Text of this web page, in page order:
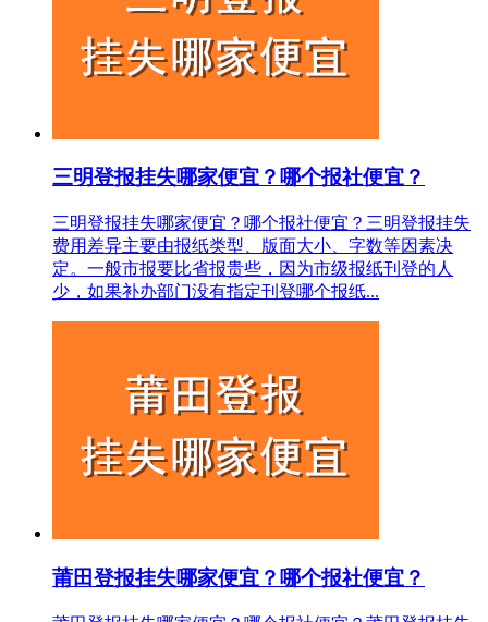
三明登报挂失哪家便宜？哪个报社便宜？
三明登报挂失哪家便宜？哪个报社便宜？三明登报挂失
费用差异主要由报纸类型、版面大小、字数等因素决
定。一般市报要比省报贵些，因为市级报纸刊登的人
少，如果补办部门没有指定刊登哪个报纸...
莆田登报挂失哪家便宜？哪个报社便宜？